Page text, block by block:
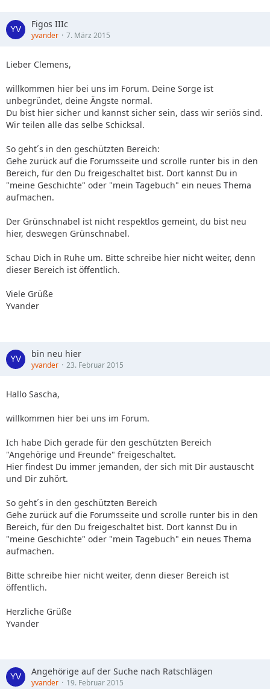
Figos IIIc
yvander 7. März 2015
Lieber Clemens,
willkommen hier bei uns im Forum. Deine Sorge ist
unbegründet, deine Ängste normal.
Du bist hier sicher und kannst sicher sein, dass wir seriös sind.
Wir teilen alle das selbe Schicksal.
So geht´s in den geschützten Bereich:
Gehe zurück auf die Forumsseite und scrolle runter bis in den
Bereich, für den Du freigeschaltet bist. Dort kannst Du in
"meine Geschichte" oder "mein Tagebuch" ein neues Thema
aufmachen.
Der Grünschnabel ist nicht respektlos gemeint, du bist neu
hier, deswegen Grünschnabel.
Schau Dich in Ruhe um. Bitte schreibe hier nicht weiter, denn
dieser Bereich ist öffentlich.
Viele Grüße
Yvander
bin neu hier
yvander 23. Februar 2015
Hallo Sascha,
willkommen hier bei uns im Forum.
Ich habe Dich gerade für den geschützten Bereich
"Angehörige und Freunde" freigeschaltet.
Hier findest Du immer jemanden, der sich mit Dir austauscht
und Dir zuhört.
So geht´s in den geschützten Bereich
Gehe zurück auf die Forumsseite und scrolle runter bis in den
Bereich, für den Du freigeschaltet bist. Dort kannst Du in
"meine Geschichte" oder "mein Tagebuch" ein neues Thema
aufmachen.
Bitte schreibe hier nicht weiter, denn dieser Bereich ist
öffentlich.
Herzliche Grüße
Yvander
Angehörige auf der Suche nach Ratschlägen
yvander 19. Februar 2015